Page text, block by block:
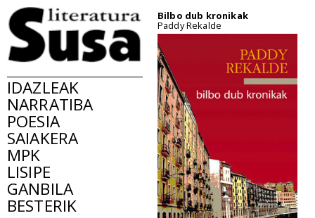
IDAZLEAK
NARRATIBA
POESIA
SAIAKERA
MPK
LISIPE
GANBILA
BESTERIK
Bilbo dub kronikak
Paddy Rekalde